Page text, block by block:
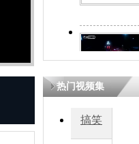
热门视频集
搞笑